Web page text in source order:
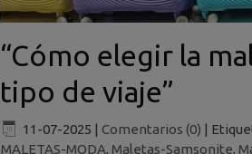
“Cómo elegir la
tipo de viaje”
11-07-2025 | Comentarios (0) |
MALETAS-MODA, Maletas-Samsonite,